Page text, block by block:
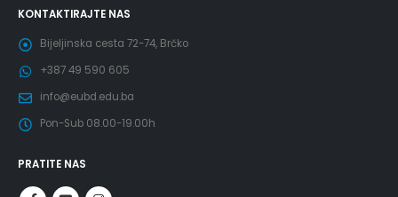
KONTAKTIRAJTE NAS
Bijeljinska cesta 72-74, Brčko
+387 49 590 605
info@eubd.edu.ba
Pon-Sub 08.00-19.00h
PRATITE NAS